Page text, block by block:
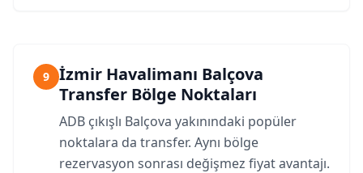
9
İzmir Havalimanı Balçova
Transfer Bölge Noktaları
ADB çıkışlı Balçova yakınındaki popüler
noktalara da transfer. Aynı bölge
rezervasyon sonrası değişmez fiyat avantajı.